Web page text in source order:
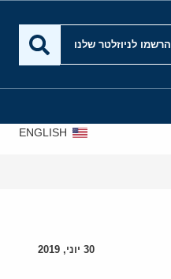
הרשמו לניוזלטר שלנו
ENGLISH
30 יוני, 2019